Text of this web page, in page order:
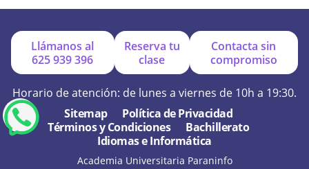
+ ¿Por qué online?
+ ¿Se hacen exámenes de prueba?
Llámanos al
625 939 396
Reserva tu
clase
Contacta sin
compromiso
Horario de atención: de lunes a viernes de 10h a 19:30.
Sitemap
Política de Privacidad
Términos y Condiciones
Bachillerato
Idiomas e Informática
Academia Universitaria Paraninfo